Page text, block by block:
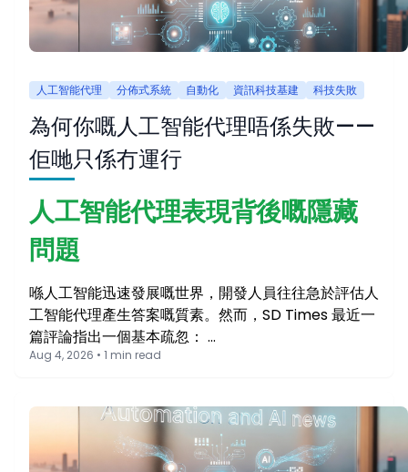
人工智能代理 分佈式系統 自動化 資訊科技基建 科技失敗
為何你嘅人工智能代理唔係失敗——
佢哋只係冇運行
人工智能代理表現背後嘅隱藏
問題
喺人工智能迅速發展嘅世界，開發人員往往急於評估人
工智能代理產生答案嘅質素。然而，SD Times 最近一
篇評論指出一個基本疏忽： …
Aug 4, 2026 • 1 min read